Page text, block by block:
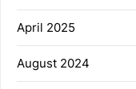
April 2025
August 2024